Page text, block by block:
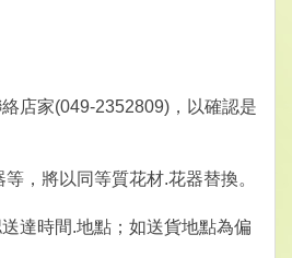
店家(049-2352809)，以確認是
，將以同等質花材.花器替換。
達時間.地點；如送貨地點為偏